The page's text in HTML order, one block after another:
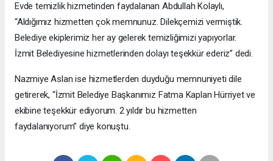
Evde temizlik hizmetinden faydalanan Abdullah Kolaylı,
“Aldığımız hizmetten çok memnunuz. Dilekçemizi vermiştik.
Belediye ekiplerimiz her ay gelerek temizliğimizi yapıyorlar.
İzmit Belediyesine hizmetlerinden dolayı teşekkür ederiz” dedi.
Nazmiye Aslan ise hizmetlerden duyduğu memnuniyeti dile
getirerek, “İzmit Belediye Başkanımız Fatma Kaplan Hürriyet ve
ekibine teşekkür ediyorum. 2 yıldır bu hizmetten
faydalanıyorum” diye konuştu.